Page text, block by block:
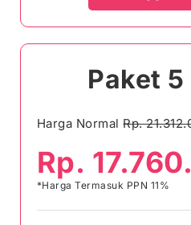
Paket 5
Harga NormalRp.
Rp.
*Harga Termasuk PPN 11%